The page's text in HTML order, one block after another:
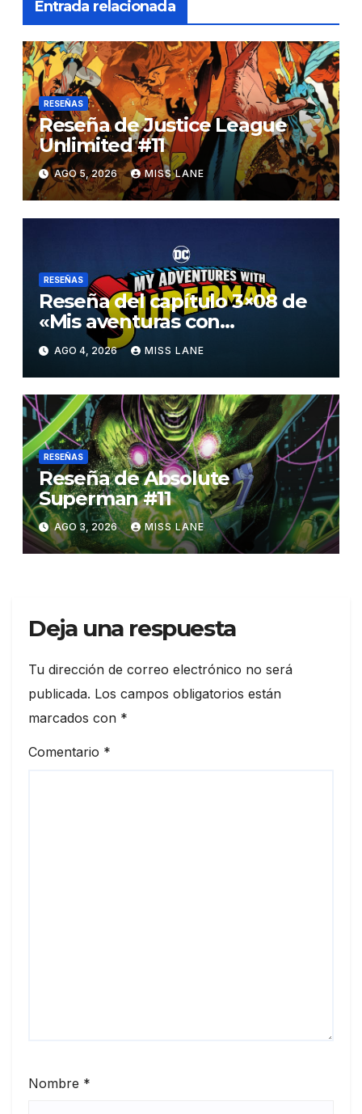
Entrada relacionada
RESEÑAS
Reseña de Justice League
Unlimited #11
AGO 5, 2026 MISS LANE
RESEÑAS
Reseña del capítulo 3×08 de
«Mis aventuras con
Superman»
AGO 4, 2026 MISS LANE
RESEÑAS
Reseña de Absolute
Superman #11
AGO 3, 2026 MISS LANE
Deja una respuesta
Tu dirección de correo electrónico no será
publicada. Los campos obligatorios están
marcados con *
Comentario *
Nombre *